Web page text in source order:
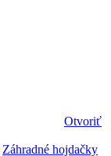
Otvoriť
Záhradné hojdačky